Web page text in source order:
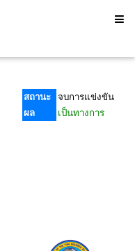
สถานะ
จบการแข่งขัน
ผล
เป็นทางการ